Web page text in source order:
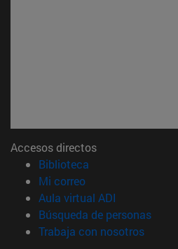
Accesos directos
Biblioteca
Mi correo(abre en nueva
Aula virtual ADI
Búsqueda de personas
Trabaja con nosotros(abre